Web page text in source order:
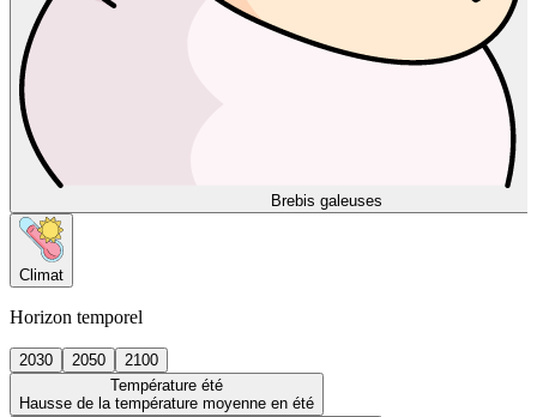
Brebis galeuses
Climat
Horizon temporel
2030 2050
2100
Température été
Hausse de la température moyenne en été